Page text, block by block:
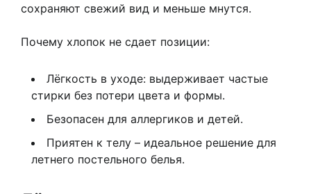
сохраняют свежий вид и меньше мнутся.
Почему хлопок не сдает позиции:
Лёгкость в уходе: выдерживает частые
стирки без потери цвета и формы.
Безопасен для аллергиков и детей.
Приятен к телу – идеальное решение для
летнего постельного белья.